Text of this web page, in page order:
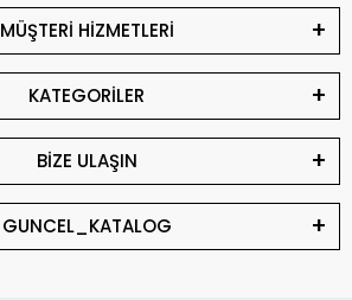
MÜŞTERİ HİZMETLERİ
KATEGORİLER
BİZE ULAŞIN
GUNCEL_KATALOG